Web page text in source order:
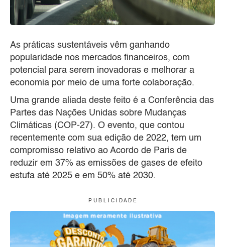
As práticas sustentáveis vêm ganhando
popularidade nos mercados financeiros, com
potencial para serem inovadoras e melhorar a
economia por meio de uma forte colaboração.
Uma grande aliada deste feito é a Conferência das
Partes das Nações Unidas sobre Mudanças
Climáticas (COP-27). O evento, que contou
recentemente com sua edição de 2022, tem um
compromisso relativo ao Acordo de Paris de
reduzir em 37% as emissões de gases de efeito
estufa até 2025 e em 50% até 2030.
P U B L I C I D A D E